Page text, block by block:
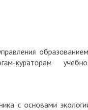
кураторам
с основами